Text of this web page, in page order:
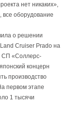
нет никаких»,
оборудование
о решении
Cruiser Prado на
СП «Соллерс-
концерн
производство
первом этапе
1 тысячи